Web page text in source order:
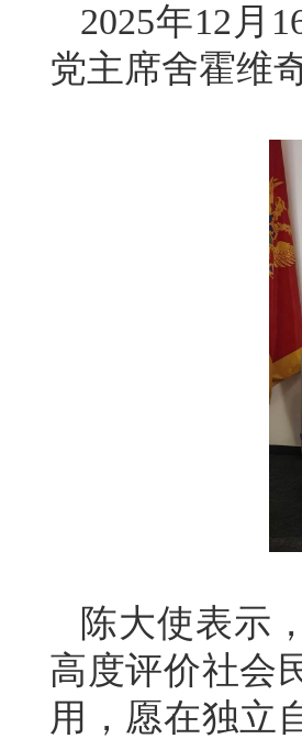
2025年12月
党主席舍霍维奇
陈大使表示
高度评价社会
用，愿在独立